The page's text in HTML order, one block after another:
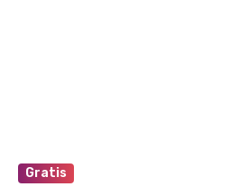
Gratis